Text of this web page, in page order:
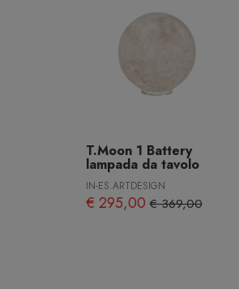
T.Moon 1 Battery
lampada da tavolo
IN-ES.ARTDESIGN
€ 295,00€ 369,00